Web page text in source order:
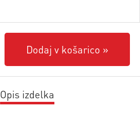
Dodaj v košarico
Opis izdelka